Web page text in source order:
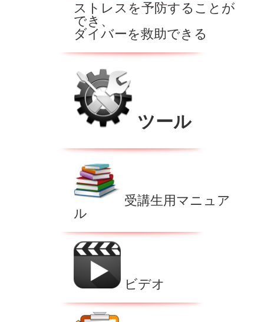
ストレスを予防することが
でき、
ダイバーを救助できる
ツール
受講生用マニュア
ル
ビデオ